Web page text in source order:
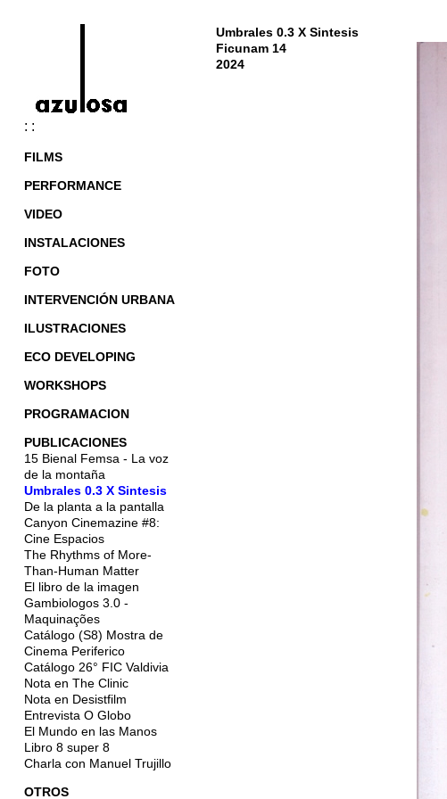
: :
FILMS
PERFORMANCE
VIDEO
INSTALACIONES
FOTO
INTERVENCIÓN URBANA
ILUSTRACIONES
ECO DEVELOPING
WORKSHOPS
PROGRAMACION
PUBLICACIONES
15 Bienal Femsa - La voz
de la montaña
Umbrales 0.3 X Sintesis
De la planta a la pantalla
Canyon Cinemazine #8:
Cine Espacios
The Rhythms of More-
Than-Human Matter
El libro de la imagen
Gambiologos 3.0 -
Maquinações
Catálogo (S8) Mostra de
Cinema Periferico
Catálogo 26° FIC Valdivia
Nota en The Clinic
Nota en Desistfilm
Entrevista O Globo
El Mundo en las Manos
Libro 8 super 8
Charla con Manuel Trujillo
OTROS
Umbrales 0.3 X Sintesis
Ficunam 14
2024